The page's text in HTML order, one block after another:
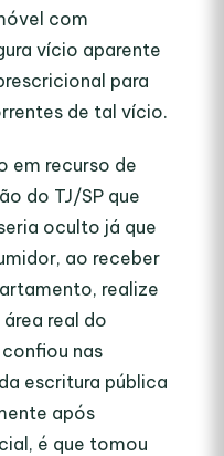
com
vício aparente
para
de tal vício.
em recurso de
do TJ/SP que
oculto já que
ao receber
realize
real do
nas
escritura pública
após
é que tomou